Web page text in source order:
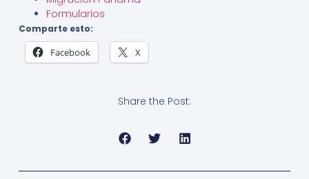
Formularios
Comparte esto:
Facebook X
Share the Post: